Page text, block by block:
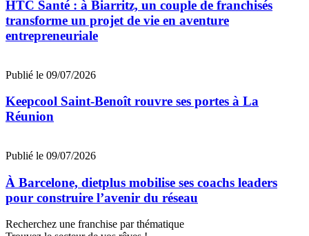
HTC Santé : à Biarritz, un couple de franchisés
transforme un projet de vie en aventure
entrepreneuriale
Publié le 09/07/2026
Keepcool Saint-Benoît rouvre ses portes à La
Réunion
Publié le 09/07/2026
À Barcelone, dietplus mobilise ses coachs leaders
pour construire l’avenir du réseau
Recherchez une franchise par thématique